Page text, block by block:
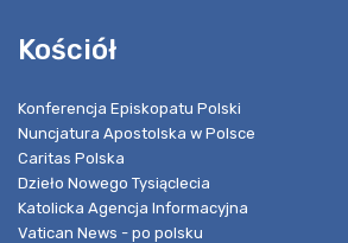
Kościół
Konferencja Episkopatu Polski
Nuncjatura Apostolska w Polsce
Caritas Polska
Dzieło Nowego Tysiąclecia
Katolicka Agencja Informacyjna
Vatican News - po polsku